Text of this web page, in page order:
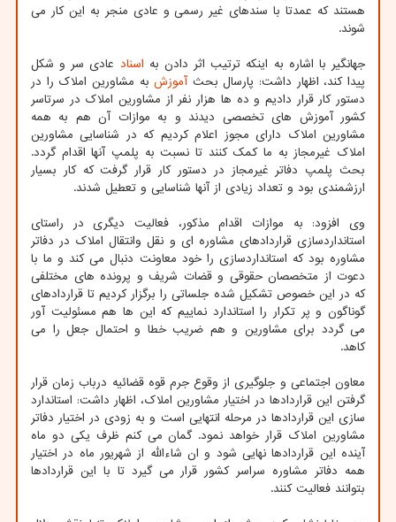
هستند که عمدتا با سندهای غیر رسمی و عادی منجر به این کار می
شوند.
جهانگیر با اشاره به اینکه ترتیب اثر دادن به اسناد عادی سر و شکل
پیدا کند، اظهار داشت: پارسال بحث آموزشبه مشاورین املاک را در
دستور کار قرار دادیم و ده ها هزار نفر از مشاورین املاک در سرتاسر
کشور آموزش های تخصصی دیدند و به موازات آن هم به همه
مشاورین املاک دارای مجوز اعلام کردیم که در شناسایی مشاورین
املاک غیرمجاز به ما کمک کنند تا نسبت به پلمپ آنها اقدام گردد.
بحث پلمپ دفاتر غیرمجاز در دستور کار قرار گرفت که کار بسیار
ارزشمندی بود و تعداد زیادی از آنها شناسایی و تعطیل شدند.
وی افزود: به موازات اقدام مذکور، فعالیت دیگری در راستای
استانداردسازی قراردادهای مشاوره ای و نقل وانتقال املاک در دفاتر
مشاوره بود که استانداردسازی را خود معاونت دنبال می کند و ما با
دعوت از متخصصان حقوقی و قضات شریف و پرونده های مختلفی
که در این خصوص تشکیل شده جلساتی را برگزار کردیم تا قراردادهای
گوناگون و پر تکرار را استاندارد نماییم که این ها هم مسئولیت آور
می گردد برای مشاورین و هم ضریب خطا و احتمال جعل را می
کاهد.
معاون اجتماعی و جلوگیری از وقوع جرم قوه قضائیه درباب زمان قرار
گرفتن این قراردادها در اختیار مشاورین املاک، اظهار داشت: استاندارد
سازی این قراردادها در مرحله انتهایی است و به زودی در اختیار دفاتر
مشاورین املاک قرار خواهد نمود. گمان می کنم ظرف یکی دو ماه
آینده این قراردادها نهایی شود و ان شاءالله از شهریور ماه در اختیار
همه دفاتر مشاوره سراسر کشور قرار می گیرد تا با این قراردادها
بتوانند فعالیت کنند.